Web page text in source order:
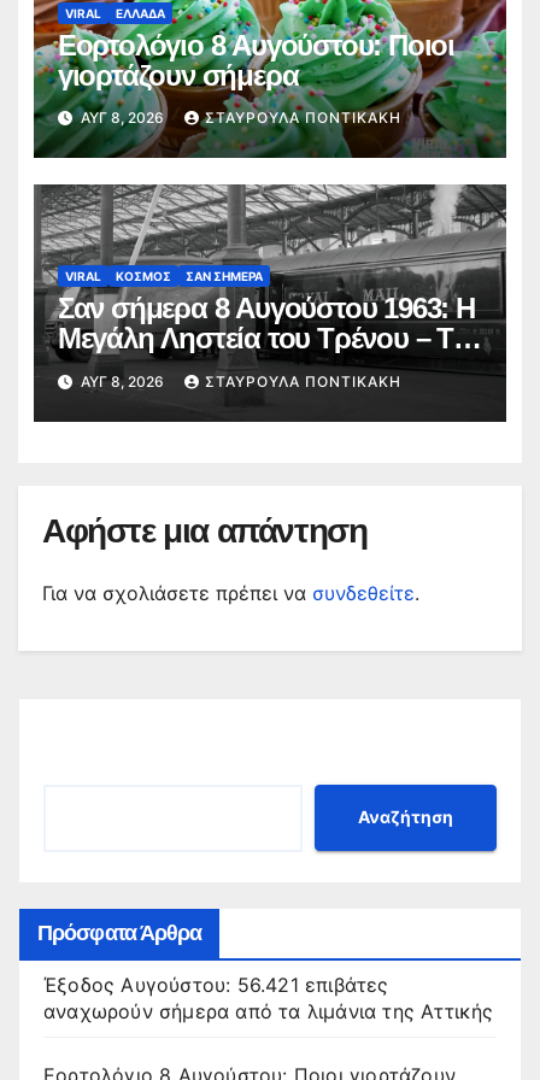
VIRAL ΕΛΛΑΔΑ
Εορτολόγιο 8 Αυγούστου: Ποιοι
γιορτάζουν σήμερα
ΑΥΓ 8, 2026 ΣΤΑΥΡΟΎΛΑ ΠΟΝΤΙΚΆΚΗ
VIRAL ΚΟΣΜΟΣ ΣΑΝ ΣΗΜΕΡΑ
Σαν σήμερα 8 Αυγούστου 1963: Η
Μεγάλη Ληστεία του Τρένου – Το
ψεύτικο σήμα, το Monopoly και τα
2,6 εκατ. λίρες
ΑΥΓ 8, 2026 ΣΤΑΥΡΟΎΛΑ ΠΟΝΤΙΚΆΚΗ
Αφήστε μια απάντηση
Για να σχολιάσετε πρέπει να συνδεθείτε.
Αναζήτηση
Πρόσφατα Άρθρα
Έξοδος Αυγούστου: 56.421 επιβάτες
αναχωρούν σήμερα από τα λιμάνια της Αττικής
Εορτολόγιο 8 Αυγούστου: Ποιοι γιορτάζουν